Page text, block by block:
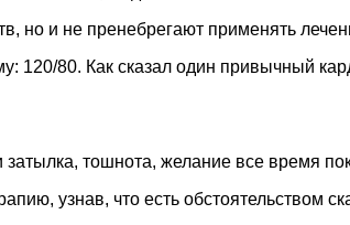
но и не пренебрегают применять
120/80. Как сказал один привычный
тошнота, желание все время
узнав, что есть обстоятельством